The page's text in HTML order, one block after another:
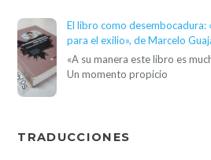
El libro como
para el exilio», de Marcelo
«A su manera este libro es
Un momento propicio
TRADUCCIONES